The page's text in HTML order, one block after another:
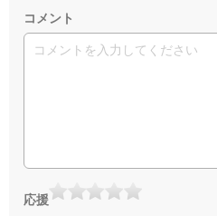
コメント
応援